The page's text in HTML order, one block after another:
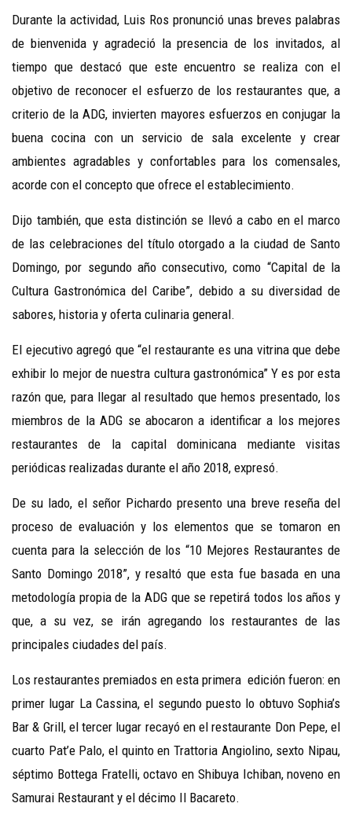
Durante la actividad, Luis Ros pronunció unas breves palabras
de bienvenida y agradeció la presencia de los invitados, al
tiempo que destacó que este encuentro se realiza con el
objetivo de reconocer el esfuerzo de los restaurantes que, a
criterio de la ADG, invierten mayores esfuerzos en conjugar la
buena cocina con un servicio de sala excelente y crear
ambientes agradables y confortables para los comensales,
acorde con el concepto que ofrece el establecimiento.
Dijo también, que esta distinción se llevó a cabo en el marco
de las celebraciones del título otorgado a la ciudad de Santo
Domingo, por segundo año consecutivo, como “Capital de la
Cultura Gastronómica del Caribe”, debido a su diversidad de
sabores, historia y oferta culinaria general.
El ejecutivo agregó que “el restaurante es una vitrina que debe
exhibir lo mejor de nuestra cultura gastronómica” Y es por esta
razón que, para llegar al resultado que hemos presentado, los
miembros de la ADG se abocaron a identificar a los mejores
restaurantes de la capital dominicana mediante visitas
periódicas realizadas durante el año 2018, expresó.
De su lado, el señor Pichardo presento una breve reseña del
proceso de evaluación y los elementos que se tomaron en
cuenta para la selección de los “10 Mejores Restaurantes de
Santo Domingo 2018”, y resaltó que esta fue basada en una
metodología propia de la ADG que se repetirá todos los años y
que, a su vez, se irán agregando los restaurantes de las
principales ciudades del país.
Los restaurantes premiados en esta primera edición fueron: en
primer lugar La Cassina, el segundo puesto lo obtuvo Sophia’s
Bar & Grill, el tercer lugar recayó en el restaurante Don Pepe, el
cuarto Pat’e Palo, el quinto en Trattoria Angiolino, sexto Nipau,
séptimo Bottega Fratelli, octavo en Shibuya Ichiban, noveno en
Samurai Restaurant y el décimo Il Bacareto.